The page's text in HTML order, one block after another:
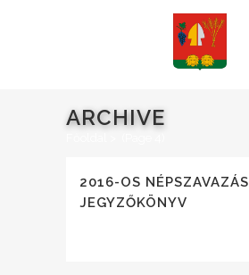
ARCHIVE
2016-OS NÉPSZAVAZÁS
JEGYZŐKÖNYV